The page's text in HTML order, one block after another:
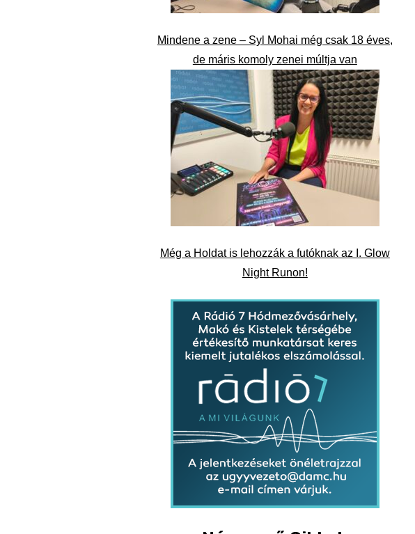
Mindene a zene – Syl Mohai még csak 18 éves,
de máris komoly zenei múltja van
Még a Holdat is lehozzák a futóknak az I. Glow
Night Runon!